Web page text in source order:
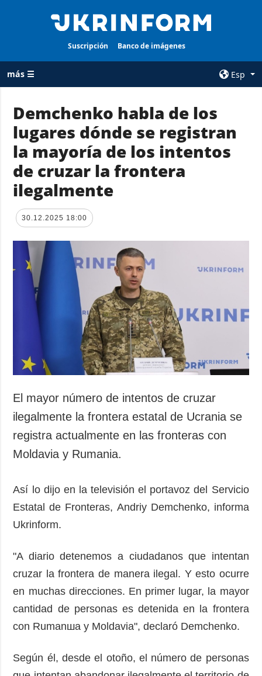
Suscripción Banco de imágenes
más ☰
Esp
TODAS LAS
CATEGORÍAS
Guerra
Reconstrucción
de Ucrania
Política
Economía
Defensa
Sociedad y
Cultura
Deportes
Crimen
emergencias
AGENCIA
sobre la agencia
contacto
datos personales
ADICIONAL
Publicaciones
Entrevistas
Fotos
Releases
SERVICIOS
Suscripción
Banco de
imágenes
Demchenko habla de los
lugares dónde se registran
la mayoría de los intentos
de cruzar la frontera
ilegalmente
30.12.2025 18:00
El mayor número de intentos de cruzar
ilegalmente la frontera estatal de Ucrania se
registra actualmente en las fronteras con
Moldavia y Rumania.
Así lo dijo en la televisión el portavoz del Servicio
Estatal de Fronteras, Andriy Demchenko, informa
Ukrinform.
"A diario detenemos a ciudadanos que intentan
cruzar la frontera de manera ilegal. Y esto ocurre
en muchas direcciones. En primer lugar, la mayor
cantidad de personas es detenida en la frontera
con Rumanшa y Moldavia", declaró Demchenko.
Según él, desde el otoño, el número de personas